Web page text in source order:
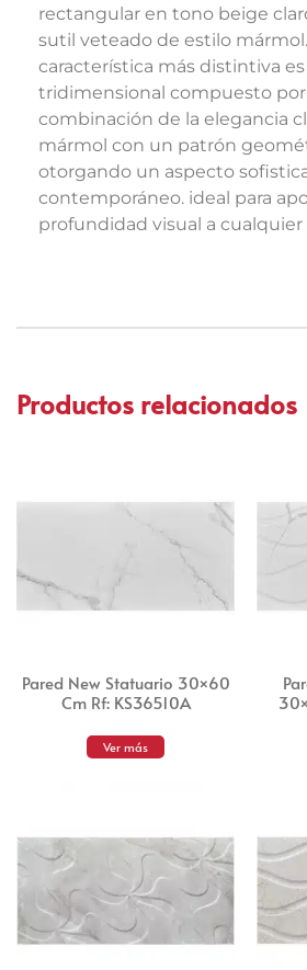
rectangular en tono beige
sutil veteado de estilo
característica más distintiva
tridimensional compuesto por
combinación de la elegancia
mármol con un patrón
otorgando un aspecto
contemporáneo. ideal para
profundidad visual a
Productos relacionados
Pared New Statuario 30×60
Cm Rf: KS36510A
Ver más